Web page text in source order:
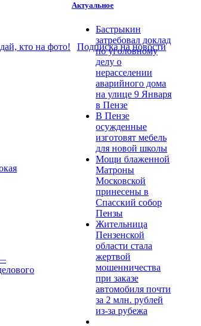
кто на фото! Подписка на новости
Актуальное
Бастрыкин
затребовал доклад
по уголовному
делу о
нерасселении
аварийного дома
на улице 9 Января
в Пензе
В Пензе
осужденные
изготовят мебель
для новой школы
Мощи блаженной
Матроны
Московской
принесены в
Спасский собор
Пензы
Жительница
Пензенской
области стала
жертвой
мошенничества
при заказе
автомобиля почти
за 2 млн. рублей
из-за рубежа